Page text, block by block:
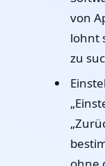
von
lohnt
zu